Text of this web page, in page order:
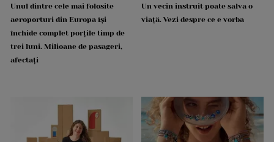
Unul dintre cele mai folosite
aeroporturi din Europa își
închide complet porțile timp de
trei luni. Milioane de pasageri,
afectați
Un vecin instruit poate salva o
viață. Vezi despre ce e vorba